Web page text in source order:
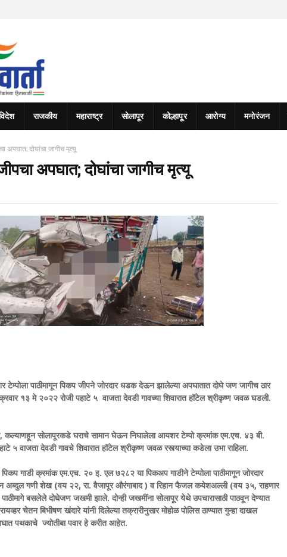
राजकीय महाराष्ट्र सोलापूर कोल्हापूर आरोग्य मनोरंजन
अपघात; दोघांचा जागीच मृत्यू
अपघात; दोघांचा जागीच मृत्यू
टेम्पोला पाठीमागून पिकप जीपने जोरदार धडक देऊन झालेल्या अपघातात दोघे जण जागीच ठार
१३ मे २०२२ रोजी पहाटे ५ वाजता देवडी गावच्या शिवारात हॉटेल श्रीकृष्ण जवळ घडली.
कल्याणहून सोलापूरकडे घराचे सामान घेऊन निघालेला आयशर टेम्पो क्रमांक एम.एच. ४३ बी.
५ वाजता देवडी गावचे शिवारात हॉटेल श्रीकृष्ण जवळ रस्त्याच्या कडेला उभा राहिला.
गाडी क्रमांक एम.एच. २० इ. एल ७२८२ या पिकअप गाडीने टेम्पोला पाठीमागून जोरदार
अब्दुल गणी शेख (वय २२, रा. वैजापूर औरंगाबाद ) व रिहान फैजल कयेशअल्ली (वय ३५, राहणार
बसलेले दोघेजण जखमी झाले. दोन्ही जखमींना सोलापूर येथे उपचारासाठी पाठवून देण्यात
चेतन बिभीषण खंदारे यांनी दिलेल्या तक्रारीनुसार मोहोळ पोलिस ठाण्यात गुन्हा दाखल
पथकाचे ज्योतीबा पवार हे करीत आहेत.